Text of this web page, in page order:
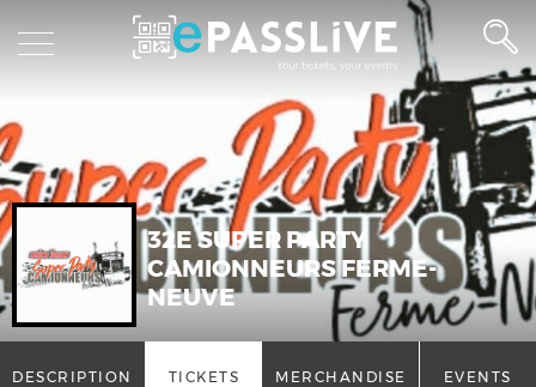
32E SUPER PARTY
CAMIONNEURS FERME-
NEUVE
DESCRIPTION TICKETS MERCHANDISE EVENTS